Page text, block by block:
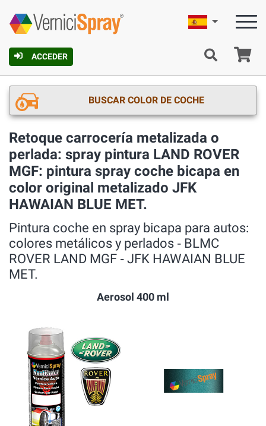
ACCEDER
Español
BUSCAR COLOR DE COCHE
Retoque carrocería metalizada o
perlada: spray pintura LAND ROVER
MGF: pintura spray coche bicapa en
color original metalizado JFK
HAWAIAN BLUE MET.
Pintura coche en spray bicapa para autos:
colores metálicos y perlados ‐ BLMC
ROVER LAND MGF ‐ JFK HAWAIAN BLUE
MET.
Aerosol 400 ml